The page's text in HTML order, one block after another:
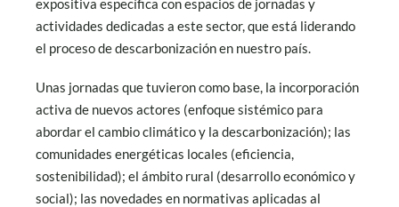
expositiva específica con espacios de jornadas y
actividades dedicadas a este sector, que está liderando
el proceso de descarbonización en nuestro país.
Unas jornadas que tuvieron como base, la incorporación
activa de nuevos actores (enfoque sistémico para
abordar el cambio climático y la descarbonización); las
comunidades energéticas locales (eficiencia,
sostenibilidad); el ámbito rural (desarrollo económico y
social); las novedades en normativas aplicadas al